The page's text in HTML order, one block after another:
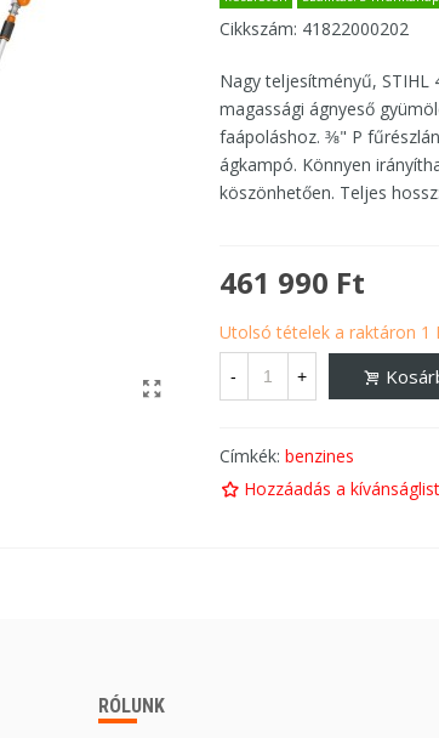
Cikkszám: 41822000202
Nagy teljesítményű, STIHL
magassági ágnyeső
faápoláshoz. 3⁄8" P
ágkampó. Könnyen
köszönhetően. Teljes
461 990 Ft
Utolsó tételek a raktáron 1
- +
Címkék: benzines
Hozzáadás a
RÓLUNK